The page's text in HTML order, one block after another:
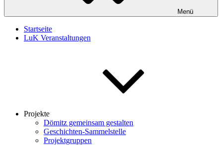
Menü
Startseite
LuK Veranstaltungen
Projekte
Dömitz gemeinsam gestalten
Geschichten-Sammelstelle
Projektgruppen